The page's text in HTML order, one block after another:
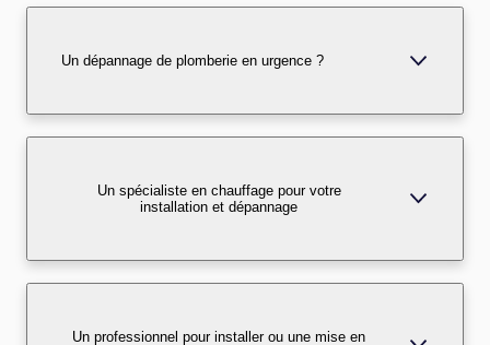
Un dépannage de plomberie en urgence ?
Un spécialiste en chauffage pour votre
installation et dépannage
Un professionnel pour installer ou une mise en